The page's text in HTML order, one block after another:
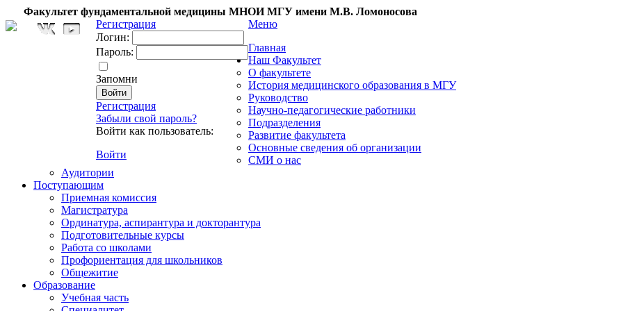
Факультет фундаментальной медицины МНОИ МГУ имени М.В. Ломоносова
Регистрация
Логин:
Пароль:
Запомни
Регистрация
Забыли свой пароль?
Войти как пользователь:
Войти
Меню
Главная
Наш Факультет
О факультете
История медицинского образования в МГУ
Руководство
Научно-педагогические работники
Подразделения
Развитие факультета
Основные сведения об организации
СМИ о нас
Аудитории
Поступающим
Приемная комиссия
Магистратура
Ординатура, аспирантура и докторантура
Подготовительные курсы
Работа со школами
Профориентация для школьников
Общежитие
Образование
Учебная часть